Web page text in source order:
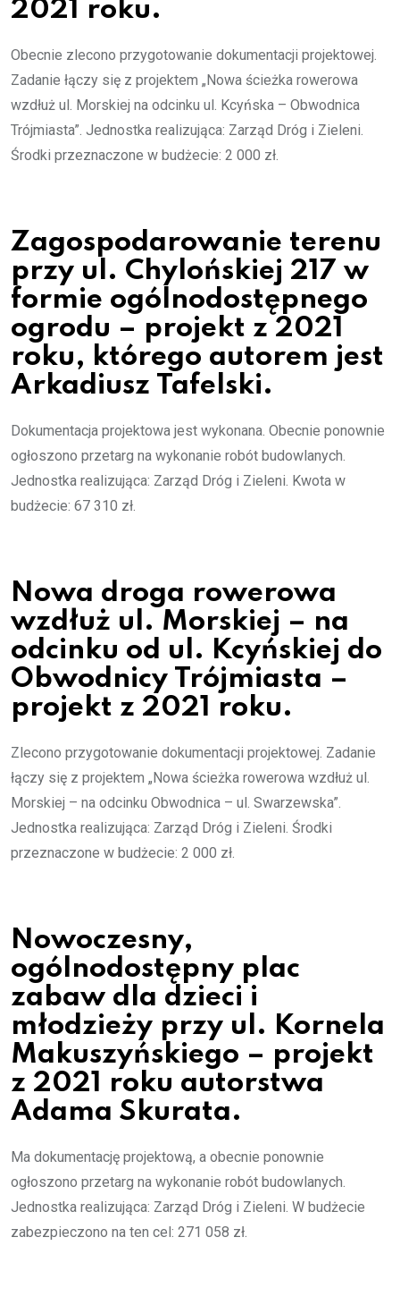
2021 roku.
Obecnie zlecono przygotowanie dokumentacji projektowej.
Zadanie łączy się z projektem „Nowa ścieżka rowerowa
wzdłuż ul. Morskiej na odcinku ul. Kcyńska – Obwodnica
Trójmiasta”. Jednostka realizująca: Zarząd Dróg i Zieleni.
Środki przeznaczone w budżecie: 2 000 zł.
Zagospodarowanie terenu
przy ul. Chylońskiej 217 w
formie ogólnodostępnego
ogrodu – projekt z 2021
roku, którego autorem jest
Arkadiusz Tafelski.
Dokumentacja projektowa jest wykonana. Obecnie ponownie
ogłoszono przetarg na wykonanie robót budowlanych.
Jednostka realizująca: Zarząd Dróg i Zieleni. Kwota w
budżecie: 67 310 zł.
Nowa droga rowerowa
wzdłuż ul. Morskiej – na
odcinku od ul. Kcyńskiej do
Obwodnicy Trójmiasta –
projekt z 2021 roku.
Zlecono przygotowanie dokumentacji projektowej. Zadanie
łączy się z projektem „Nowa ścieżka rowerowa wzdłuż ul.
Morskiej – na odcinku Obwodnica – ul. Swarzewska”.
Jednostka realizująca: Zarząd Dróg i Zieleni. Środki
przeznaczone w budżecie: 2 000 zł.
Nowoczesny,
ogólnodostępny plac
zabaw dla dzieci i
młodzieży przy ul. Kornela
Makuszyńskiego – projekt
z 2021 roku autorstwa
Adama Skurata.
Ma dokumentację projektową, a obecnie ponownie
ogłoszono przetarg na wykonanie robót budowlanych.
Jednostka realizująca: Zarząd Dróg i Zieleni. W budżecie
zabezpieczono na ten cel: 271 058 zł.